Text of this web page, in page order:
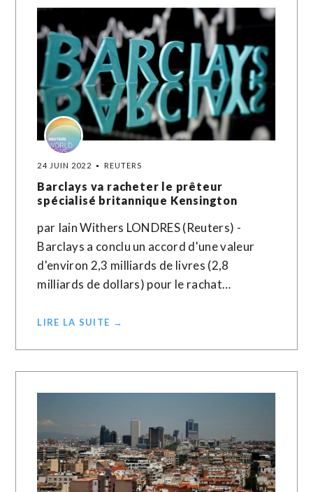
24 JUIN 2022 REUTERS
Barclays va racheter le prêteur
spécialisé britannique Kensington
par Iain Withers LONDRES (Reuters) -
Barclays a conclu un accord d'une valeur
d'environ 2,3 milliards de livres (2,8
milliards de dollars) pour le rachat…
LIRE LA SUITE →